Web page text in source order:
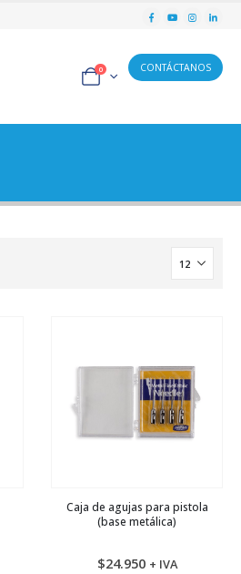
0 CONTÁCTANOS
Caja de agujas para pistola
(base metálica)
$24.950 + IVA